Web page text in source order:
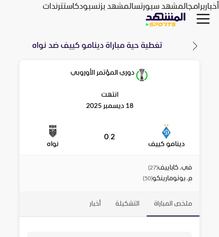
أخباربرامجالمشهد سبورتسالمشهد بزنسبودكاستترندات
تغطية حية مباراة دينامو كييف ضد نواه
دوري المؤتمر الأوروبي
انتهت
18 ديسمبر 2025
دينامو كييف
2
0
نواه
في. كاباييف(
27
)
م. بونومارينكو(
50
)
ملخص المباراة التشكيلة أخبار